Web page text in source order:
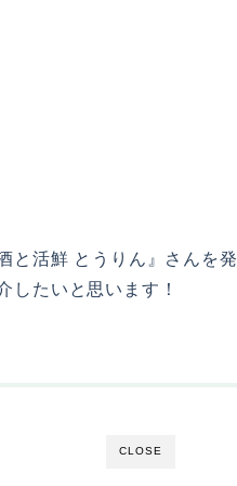
と活鮮 とうりん』さんを発
したいと思います！
CLOSE